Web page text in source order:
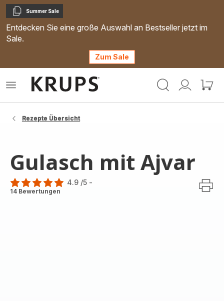
Kopieren
Summer Sale
Entdecken Sie eine große Auswahl an Bestseller jetzt im
Sale.
Zum Sale
Mein
Mein
Das
Rezepte Übersicht
Gulasch mit Ajvar
ratings.4.9
4.9 /5 -
14 Bewertungen